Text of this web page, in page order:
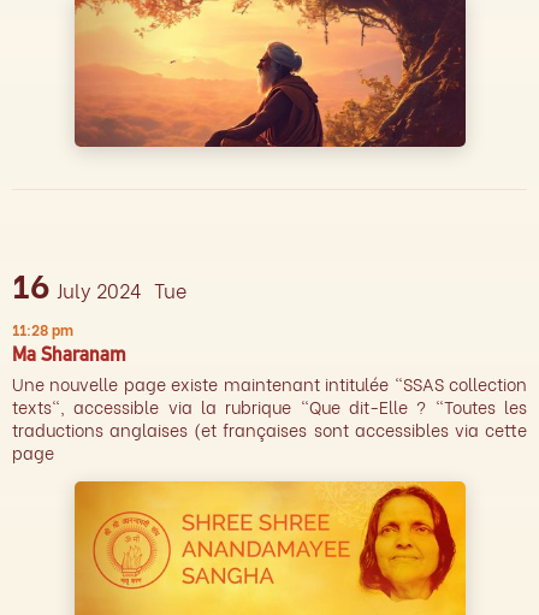
16 July 2024 Tue
11:28 pm
Ma Sharanam
Une nouvelle page existe maintenant intitulée "SSAS collection
texts", accessible via la rubrique "Que dit-Elle ? "Toutes les
traductions anglaises (et françaises sont accessibles via cette
page